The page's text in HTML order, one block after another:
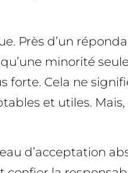
Près d’un
minorité
forte. Cela ne
et utiles. Mais,
d’acceptation